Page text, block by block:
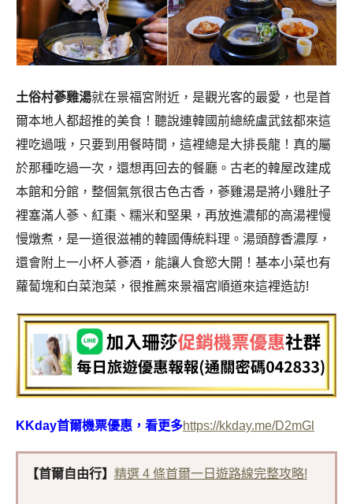
土俗村蔘雞湯就在景福宮附近，是觀光客的最愛，也是首
爾本地人都超推的美食！聽說連韓國前總統盧武鉉都來這
裡吃過哦，只要到用餐時間，這裡總是大排長龍！真的屬
於那種吃過一次，還想再回去的餐廳。古老的韓屋改建成
本館和分館，整個氣氛很古色古香，蔘雞湯是將小雞肚子
裡塞滿人蔘、紅棗、糯米和堅果，再放進濃郁的高湯裡慢
慢燉煮，是一道很滋補的韓國傳統料理。湯頭醇香濃厚，
還會附上一小杯人蔘酒，能讓人食慾大開！基本小菜也有
蘿蔔塊和白菜泡菜，很推薦來景福宮順道來這裡造訪!
KKday首爾機票優惠，看更多https://kkday.me/D2mGl
【首爾自由行】 精選 4 條首爾一日遊路線完整攻略!